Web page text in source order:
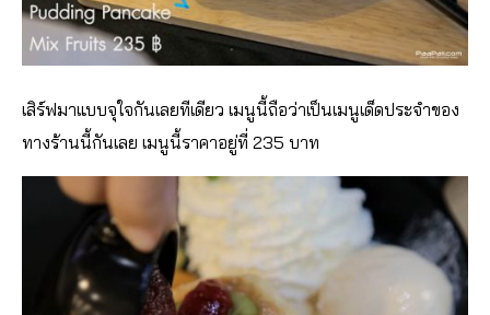
เสิร์ฟมาแบบจุใจกันเลยทีเดียว เมนูนี้ถือว่าเป็นเมนูเด็ดประจำของ
ทางร้านนี้กันเลย เมนูนี้ราคาอยู่ที่ 235 บาท